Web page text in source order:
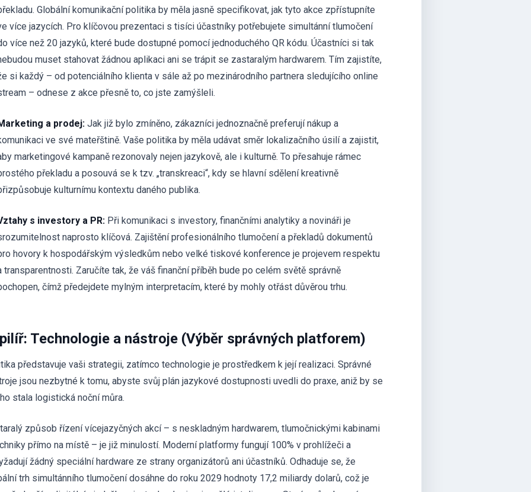
Globální komunikační politika by měla jasně specifikovat, jak tyto akce zpřístupníte
více jazycích. Pro klíčovou prezentaci s tisíci účastníky potřebujete simultánní tlumočení
více než 20 jazyků, které bude dostupné pomocí jednoduchého QR kódu. Účastníci si tak
muset stahovat žádnou aplikaci ani se trápit se zastaralým hardwarem. Tím zajistíte,
si každý – od potenciálního klienta v sále až po mezinárodního partnera sledujícího online
– odnese z akce přesně to, co jste zamýšleli.
a prodej: Jak již bylo zmíněno, zákazníci jednoznačně preferují nákup a
ve své mateřštině. Vaše politika by měla udávat směr lokalizačního úsilí a zajistit,
marketingové kampaně rezonovaly nejen jazykově, ale i kulturně. To přesahuje rámec
překladu a posouvá se k tzv. „transkreaci“, kdy se hlavní sdělení kreativně
kulturnímu kontextu daného publika.
s investory a PR: Při komunikaci s investory, finančními analytiky a novináři je
naprosto klíčová. Zajištění profesionálního tlumočení a překladů dokumentů
hovory k hospodářským výsledkům nebo velké tiskové konference je projevem respektu
transparentnosti. Zaručíte tak, že váš finanční příběh bude po celém světě správně
čímž předejdete mylným interpretacím, které by mohly otřást důvěrou trhu.
Technologie a nástroje (Výběr správných platforem)
představuje vaši strategii, zatímco technologie je prostředkem k její realizaci. Správné
jsou nezbytné k tomu, abyste svůj plán jazykové dostupnosti uvedli do praxe, aniž by se
stala logistická noční můra.
způsob řízení vícejazyčných akcí – s neskladným hardwarem, tlumočnickými kabinami
přímo na místě – je již minulostí. Moderní platformy fungují 100% v prohlížeči a
žádný speciální hardware ze strany organizátorů ani účastníků. Odhaduje se, že
trh simultánního tlumočení dosáhne do roku 2029 hodnoty 17,2 miliardy dolarů, což je